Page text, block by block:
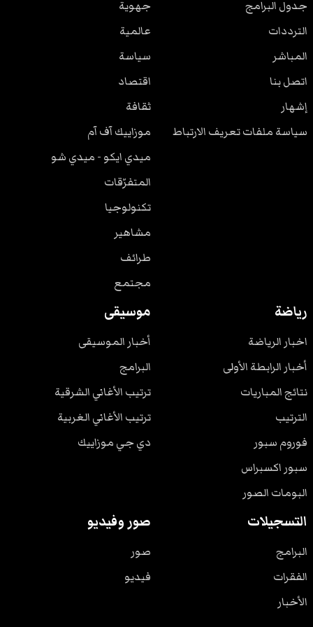
جدول البرامج
الترددات
المباشر
اتصل بنا
إشهار
سياسة ملفات تعريف الارتباط
جهوية
عالمية
سياسة
اقتصاد
ثقافة
موزاييك آف آم
ميدي ايكو - ميدي شو
المتفرّقات
تكنولوجيا
مشاهير
طرائف
مجتمع
رياضة
اخبار الرياضة
أخبار الرابطة الأولى
نتائج المباريات
الترتيب
فوروم سبور
سبور اكسبراس
البومات الصور
موسيقى
أخبار الموسيقى
البرامج
ترتيب الأغاني الشرقية
ترتيب الأغاني الغربية
دي جي موزاييك
التسجيلات
البرامج
الفقرات
الأخبار
صور وفيديو
صور
فيديو